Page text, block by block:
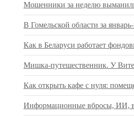
Мошенники за неделю
В Гомельской области за
Как в Беларуси работает
Мишка-путешественник. У
Как открыть кафе с нуля:
Информационные вбросы, ИИ,